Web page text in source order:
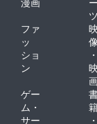
ツ
ファ
ッ
ショ
ン
像
・
ゲー
ム・
サー
・